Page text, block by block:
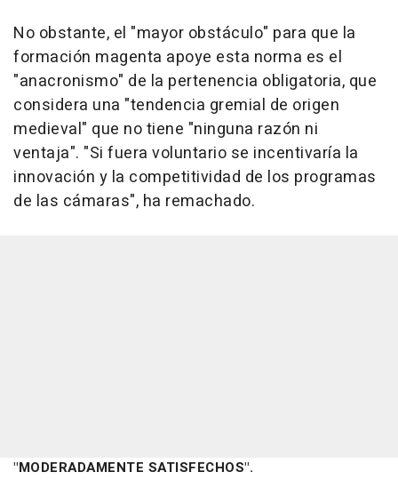
No obstante, el "mayor obstáculo" para que la
formación magenta apoye esta norma es el
"anacronismo" de la pertenencia obligatoria, que
considera una "tendencia gremial de origen
medieval" que no tiene "ninguna razón ni
ventaja". "Si fuera voluntario se incentivaría la
innovación y la competitividad de los programas
de las cámaras", ha remachado.
"MODERADAMENTE SATISFECHOS".